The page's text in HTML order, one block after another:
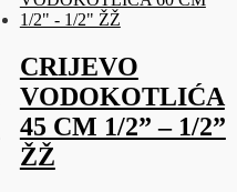
CRIJEVO
VODOKOTLIĆA
45 CM 1/2” – 1/2”
ŽŽ